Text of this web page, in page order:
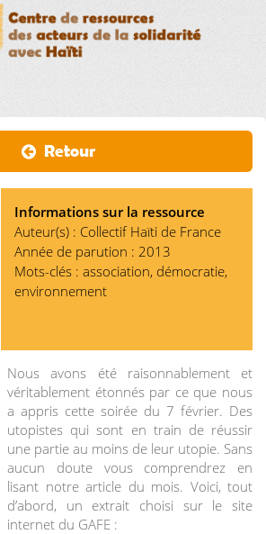
Retour
Informations sur la ressource
Auteur(s) : Collectif Haïti de France
Année de parution : 2013
Mots-clés : association, démocratie,
environnement
Nous avons été raisonnablement et
véritablement étonnés par ce que nous
a appris cette soirée du 7 février. Des
utopistes qui sont en train de réussir
une partie au moins de leur utopie. Sans
aucun doute vous comprendrez en
lisant notre article du mois. Voici, tout
d’abord, un extrait choisi sur le site
internet du GAFE :